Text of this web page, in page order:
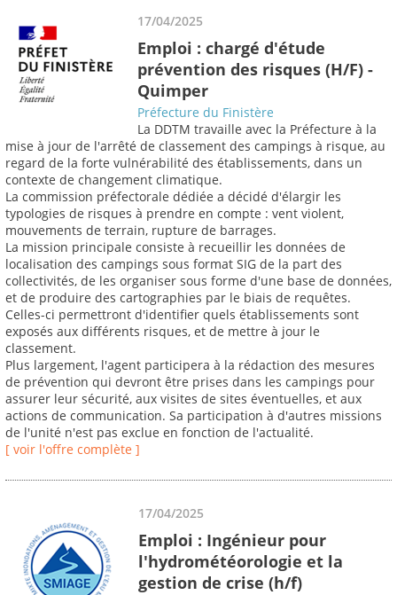
17/04/2025
Emploi : chargé d'étude
prévention des risques (H/F) -
Quimper
Préfecture du Finistère
La DDTM travaille avec la Préfecture à la
mise à jour de l'arrêté de classement des campings à risque, au
regard de la forte vulnérabilité des établissements, dans un
contexte de changement climatique.
La commission préfectorale dédiée a décidé d'élargir les
typologies de risques à prendre en compte : vent violent,
mouvements de terrain, rupture de barrages.
La mission principale consiste à recueillir les données de
localisation des campings sous format SIG de la part des
collectivités, de les organiser sous forme d'une base de données,
et de produire des cartographies par le biais de requêtes.
Celles-ci permettront d'identifier quels établissements sont
exposés aux différents risques, et de mettre à jour le
classement.
Plus largement, l'agent participera à la rédaction des mesures
de prévention qui devront être prises dans les campings pour
assurer leur sécurité, aux visites de sites éventuelles, et aux
actions de communication. Sa participation à d'autres missions
de l'unité n'est pas exclue en fonction de l'actualité.
[ voir l'offre complète ]
17/04/2025
Emploi : Ingénieur pour
l'hydrométéorologie et la
gestion de crise (h/f)